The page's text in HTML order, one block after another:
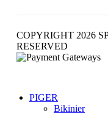
COPYRIGHT 2026
RESERVED
PIGER
Bikinier